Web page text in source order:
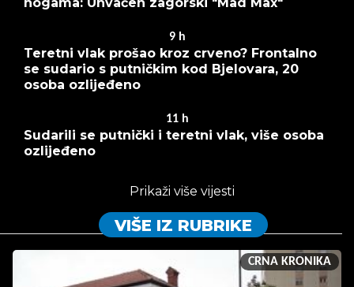
9 h
Teretni vlak prošao kroz crveno? Frontalno
se sudario s putničkim kod Bjelovara, 20
osoba ozlijeđeno
11 h
Sudarili se putnički i teretni vlak, više osoba
ozlijeđeno
Prikaži više vijesti
VIŠE IZ RUBRIKE
CRNA KRONIKA